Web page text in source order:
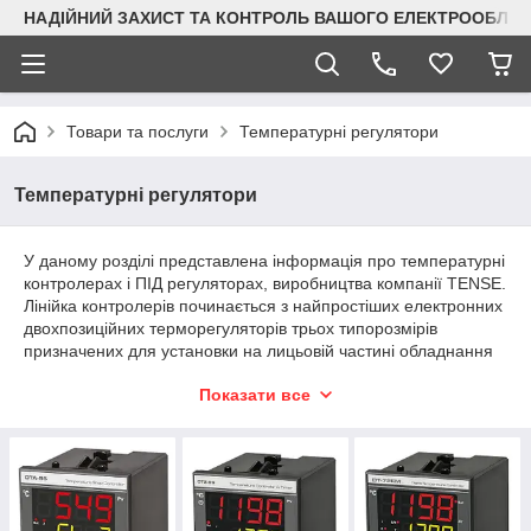
НАДІЙНИЙ ЗАХИСТ ТА КОНТРОЛЬ ВАШОГО
Товари та послуги Температурні регулятори
Температурні регулятори
У даному розділі представлена інформація про температурні
контролерах і ПІД регуляторах, виробництва компанії TENSE.
Лінійка контролерів починається з найпростіших електронних
двохпозиційних терморегуляторів трьох типорозмірів
призначених для установки на лицьовій частині обладнання
використовуватися з різними температурними датчиками
Типорозміри приладів 48х48, 72х72, 96х96, 72х36, 48х96,
96х48. Типи температурних датчиків: J-типу, K-типу, Т-типу,
S-типу, R-Type, Pt100
Показати все